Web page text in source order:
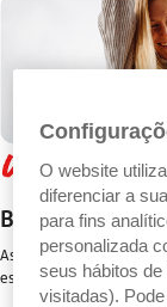
Benefícios
As suas compras valem
especiais em parceiros
O website
diferenciar a
para fins
personalizada
seus hábitos
visitadas).